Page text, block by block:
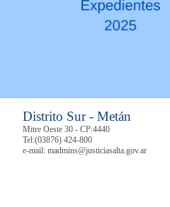
Distrito Sur - Metán
Mitre Oeste 30 - CP:4440
Tel:(03876) 424-800
e-mail: madmins@justiciasalta.gov.ar